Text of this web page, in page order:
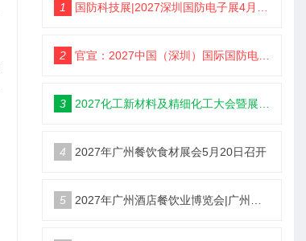
1 国防科技展|2027深圳国防电子展4月9日启幕
2 官宣：2027中国（深圳）国际国防电子博览会
3 2027化工新材料及精细化工大会暨展览会定档苏州
4 2027年广州餐饮食材展会5月20日召开
5 2027年广州酒店餐饮业博览会|广州餐博会